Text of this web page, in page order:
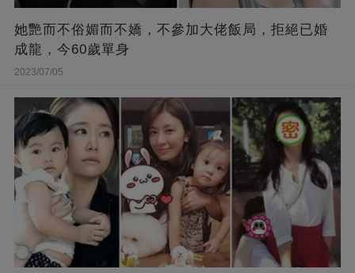
她艷而不俗媚而不嬌，不參加大佬飯局，拒絕已婚
成龍，今60歲單身
2023/07/05